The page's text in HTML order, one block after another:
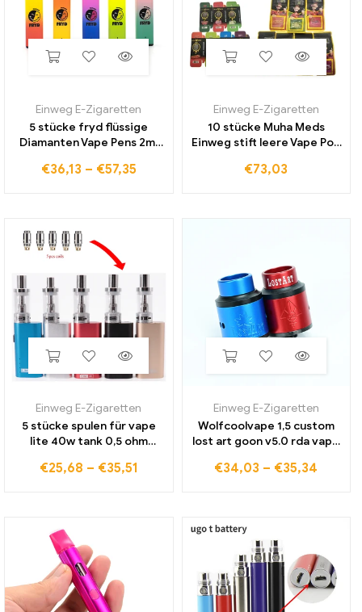
Einweg E-Zigaretten
5 stücke fryd flüssige
Diamanten Vape Pens 2ml
wagen und Zigaretten
€36,13 – €57,35
Einweg E-Zigaretten
10 stücke Muha Meds
Einweg stift leere Vape Pod
Vape Patrone 320mAh
€73,03
Einweg E-Zigaretten
5 stücke spulen für vape
lite 40w tank 0,5 ohm
Elektronische Zigarette
€25,68 – €35,51
Einweg E-Zigaretten
Wolfcoolvape 1,5 custom
lost art goon v5.0 rda vape
wiederaufbau barer
€34,03 – €35,34